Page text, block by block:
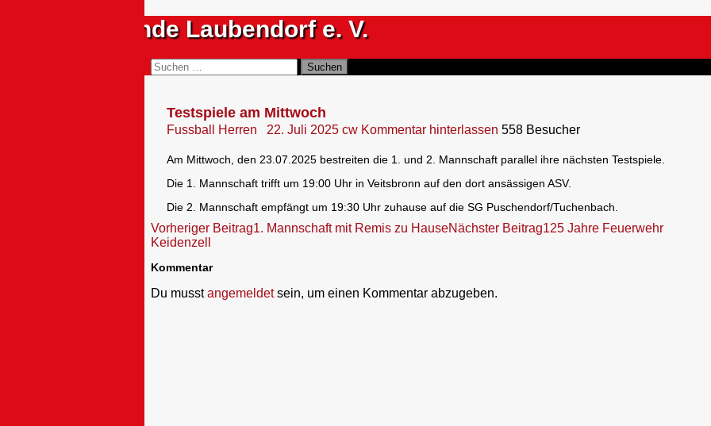
Sportfreunde Laubendorf e. V.
Suchen
nach:
Testspiele am Mittwoch
Fussball Herren 22. Juli 2025 cw Kommentar hinterlassen 558 Besucher
Am Mittwoch, den 23.07.2025 bestreiten die 1. und 2. Mannschaft parallel ihre nächsten Testspiele.
Die 1. Mannschaft trifft um 19:00 Uhr in Veitsbronn auf den dort ansässigen ASV.
Die 2. Mannschaft empfängt um 19:30 Uhr zuhause auf die SG Puschendorf/Tuchenbach.
Beitragsnavigation
Vorheriger Beitrag1. Mannschaft mit Remis zu HauseNächster Beitrag125 Jahre Feuerwehr
Keidenzell
Kommentar
Du musstangemeldetsein, um einen Kommentar abzugeben.